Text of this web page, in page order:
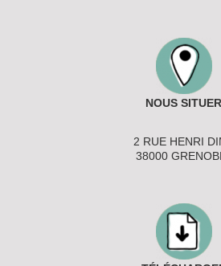
NOUS SITUER
2 RUE HENRI
38000